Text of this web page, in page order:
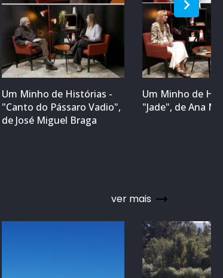
Um Minho de Histórias -
"Canto do Pássaro Vadio",
de José Miguel Braga
Um Minho de
"Jade", de Ana
ver mais